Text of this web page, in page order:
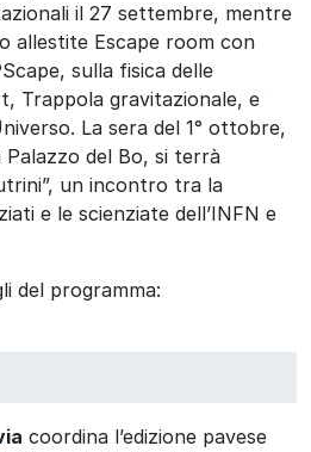
il 27 settembre, mentre
allestite Escape room con
sulla fisica delle
Trappola gravitazionale, e
La sera del 1° ottobre,
Palazzo del Bo, si terrà
un incontro tra la
e le scienziate dell’INFN e
del programma:
coordina l’edizione pavese